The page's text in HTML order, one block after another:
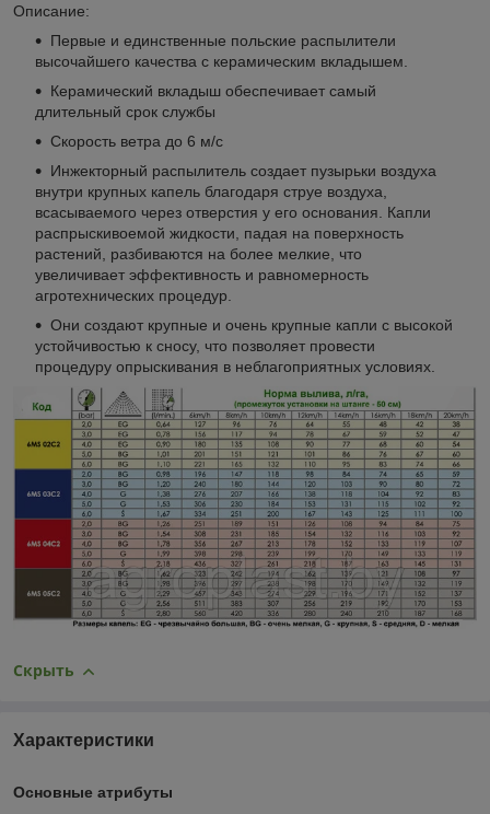
Описание:
Первые и единственные польские распылители
высочайшего качества с керамическим вкладышем.
Керамический вкладыш обеспечивает самый
длительный срок службы
Скорость ветра до 6 м/с
Инжекторный распылитель создает пузырьки воздуха
внутри крупных капель благодаря струе воздуха,
всасываемого через отверстия у его основания. Капли
распрыскивоемой жидкости, падая на поверхность
растений, разбиваются на более мелкие, что
увеличивает эффективность и равномерность
агротехнических процедур.
Они создают крупные и очень крупные капли с высокой
устойчивостью к сносу, что позволяет провести
процедуру опрыскивания в неблагоприятных условиях.
Скрыть
Характеристики
Основные атрибуты